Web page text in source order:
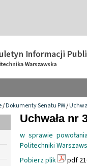
/Dokumenty Senatu PW/
Uchwała nr
w sprawie
Politechniki
Pobierz plik
pdf